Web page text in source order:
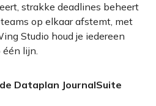
strakke deadlines beheert
op elkaar afstemt, met
Studio houd je iedereen
lijn.
Dataplan JournalSuite